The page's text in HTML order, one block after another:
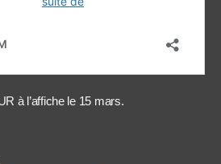
à l’affiche le 15 mars.